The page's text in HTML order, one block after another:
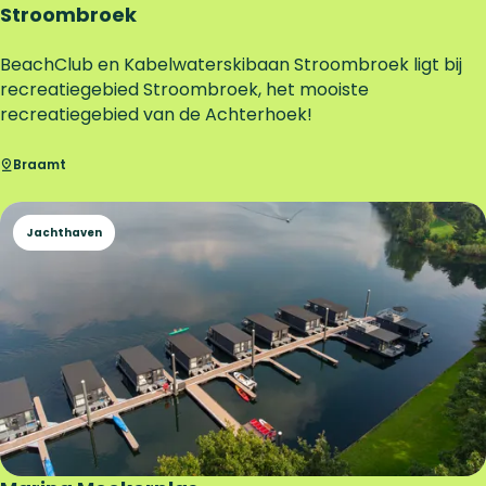
c
h
u
y
Stroombroek
K
a
b
l
a
r
k
b
a
a
n
BeachClub en Kabelwaterskibaan Stroombroek ligt bij
recreatiegebied Stroombroek, het mooiste
recreatiegebied van de Achterhoek!
Braamt
Jachthaven